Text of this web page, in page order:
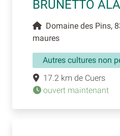
BRUNETTO
Domaine des Pins,
maures
Autres cultures non
17.2 km de Cuers
ouvert maintenant